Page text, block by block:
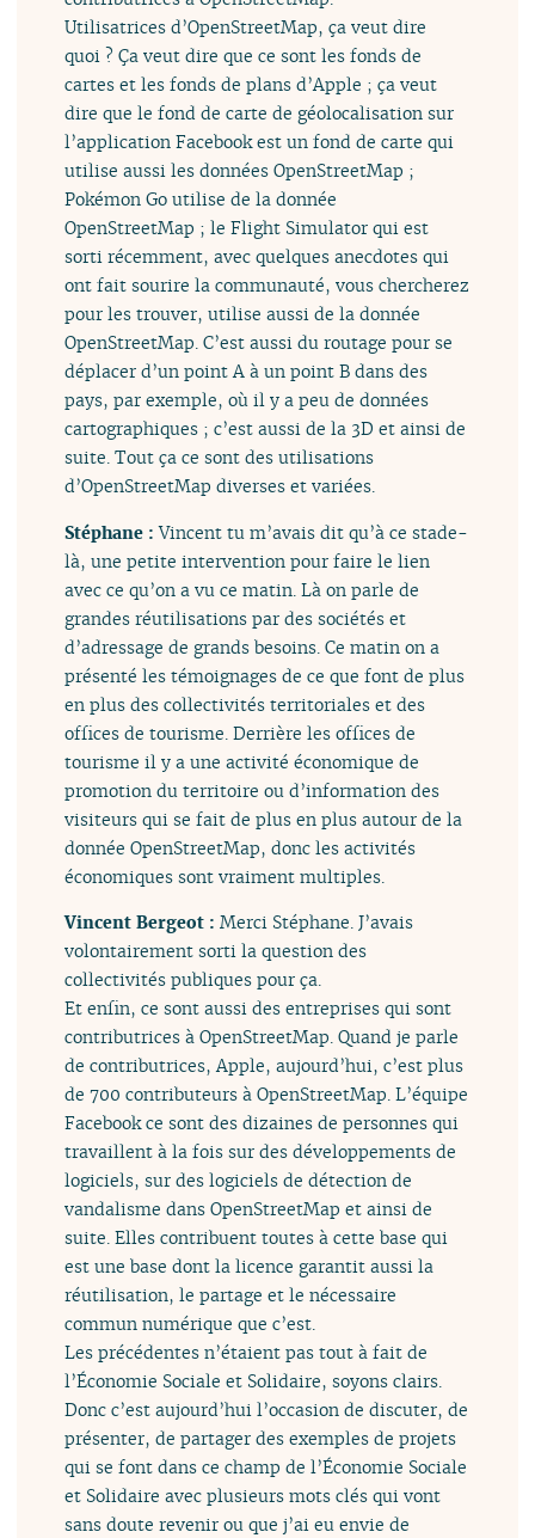
Utilisatrices d’OpenStreetMap, ça veut dire
quoi ? Ça veut dire que ce sont les fonds de
cartes et les fonds de plans d’Apple ; ça veut
dire que le fond de carte de géolocalisation sur
l’application Facebook est un fond de carte qui
utilise aussi les données OpenStreetMap ;
Pokémon Go utilise de la donnée
OpenStreetMap ; le Flight Simulator qui est
sorti récemment, avec quelques anecdotes qui
ont fait sourire la communauté, vous chercherez
pour les trouver, utilise aussi de la donnée
OpenStreetMap. C’est aussi du routage pour se
déplacer d’un point A à un point B dans des
pays, par exemple, où il y a peu de données
cartographiques ; c’est aussi de la 3D et ainsi de
suite. Tout ça ce sont des utilisations
d’OpenStreetMap diverses et variées.
Stéphane :Vincent tu m’avais dit qu’à ce stade-
là, une petite intervention pour faire le lien
avec ce qu’on a vu ce matin. Là on parle de
grandes réutilisations par des sociétés et
d’adressage de grands besoins. Ce matin on a
présenté les témoignages de ce que font de plus
en plus des collectivités territoriales et des
offices de tourisme. Derrière les offices de
tourisme il y a une activité économique de
promotion du territoire ou d’information des
visiteurs qui se fait de plus en plus autour de la
donnée OpenStreetMap, donc les activités
économiques sont vraiment multiples.
Vincent Bergeot :Merci Stéphane. J’avais
volontairement sorti la question des
collectivités publiques pour ça.
Et enfin, ce sont aussi des entreprises qui sont
contributrices à OpenStreetMap. Quand je parle
de contributrices, Apple, aujourd’hui, c’est plus
de 700 contributeurs à OpenStreetMap. L’équipe
Facebook ce sont des dizaines de personnes qui
travaillent à la fois sur des développements de
logiciels, sur des logiciels de détection de
vandalisme dans OpenStreetMap et ainsi de
suite. Elles contribuent toutes à cette base qui
est une base dont la licence garantit aussi la
réutilisation, le partage et le nécessaire
commun numérique que c’est.
Les précédentes n’étaient pas tout à fait de
l’Économie Sociale et Solidaire, soyons clairs.
Donc c’est aujourd’hui l’occasion de discuter, de
présenter, de partager des exemples de projets
qui se font dans ce champ de l’Économie Sociale
et Solidaire avec plusieurs mots clés qui vont
sans doute revenir ou que j’ai eu envie de